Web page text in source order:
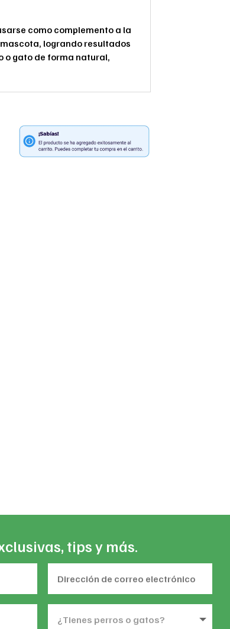
como complemento a la
logrando resultados
o gato de forma natural,
tips y más.